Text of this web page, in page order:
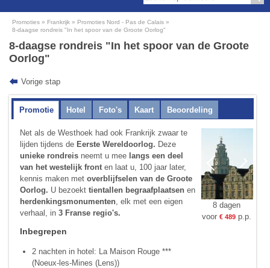
Promoties Frankrijk
Promoties Nord - Pas de Calais
8-daagse rondreis "In het spoor van de Groote Oorlog"
8-daagse rondreis "In het spoor van de Groote
Oorlog"
Vorige stap
Promotie Hotel Foto's Kaart Beoordeling
Net als de Westhoek had ook Frankrijk zwaar te
lijden tijdens de Eerste Wereldoorlog. Deze
unieke rondreis neemt u mee langs een deel
van het westelijk front en laat u, 100 jaar later,
kennis maken metoverblijfselen van de Groote
Oorlog. U bezoekttientallen begraafplaatsen en
herdenkingsmonumenten, elk met een eigen
verhaal, in3 Franse regio's.
Inbegrepen
2 nachten in hotel: La Maison Rouge ***
(Noeux-les-Mines (Lens))
8 dagen
voor € 489p.p.